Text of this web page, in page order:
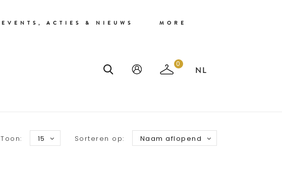
EVENTS, ACTIES & NIEUWS MORE
0
Sorteren op: Naam aflopend
Toon: 15